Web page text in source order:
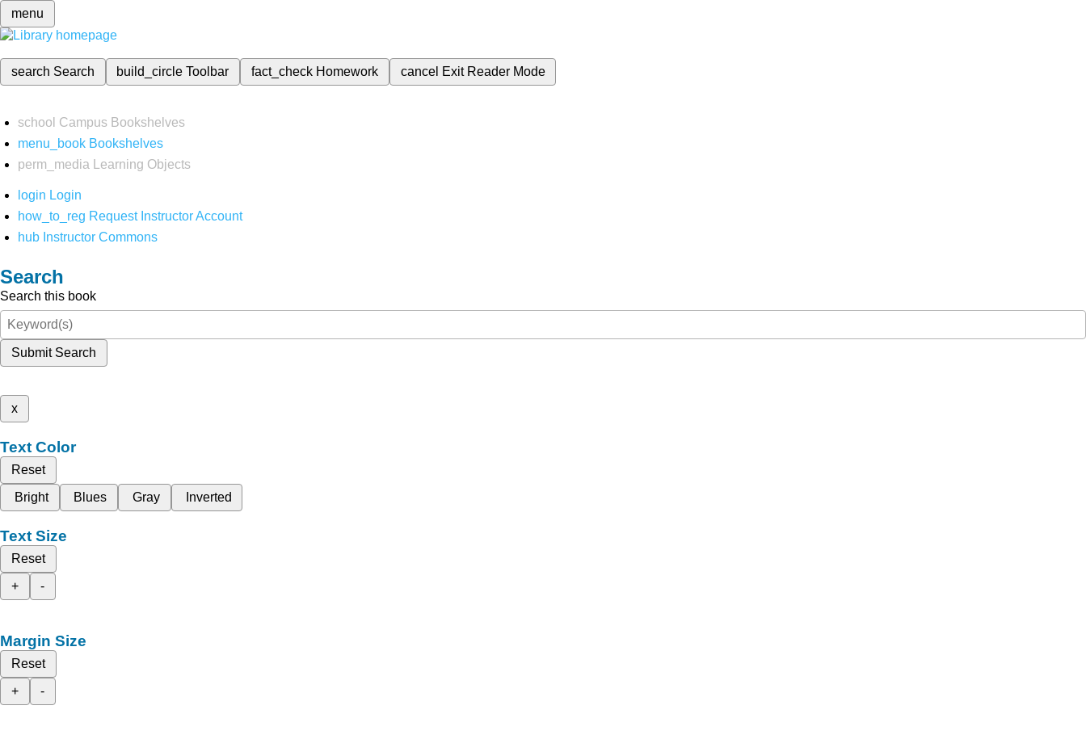
menu
search Search build_circleToolbar fact_check Homework cancel Exit Reader Mode
school Campus Bookshelves
menu_book Bookshelves
perm_media
Learning Objects
login Login
how_to_reg Request Instructor Account
hub Instructor Commons
Search
Search this book
Submit Search
x
Text Color
Reset
Bright
Blues Gray Inverted
Text Size
Reset
+
-
Margin Size
Reset
+
-